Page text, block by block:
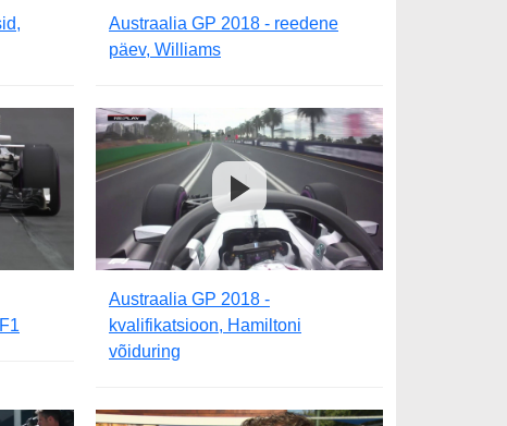
Austraalia GP 2018 - reedene
päev, Williams
Austraalia GP 2018 -
kvalifikatsioon, Hamiltoni
võiduring